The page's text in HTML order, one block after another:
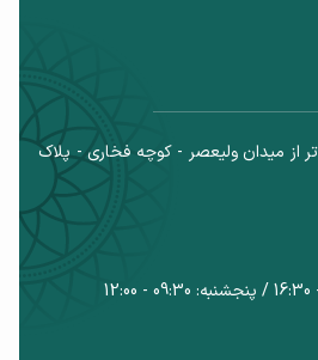
از میدان ولیعصر - کوچه فخاری - پلاک